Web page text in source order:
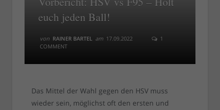
euch jeden Ball!
von RAINER BARTEL am 17.09.2022
1
COMMENT
Das Mittel der Wahl gegen den HSV muss
wieder sein, möglichst oft den ersten und